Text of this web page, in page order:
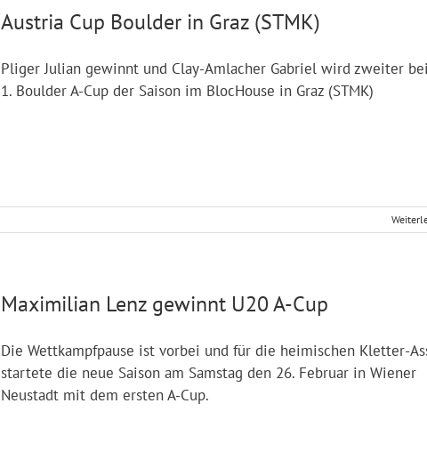
Austria Cup Boulder in Graz (STMK)
Pliger Julian gewinnt und Clay-Amlacher Gabriel wird zweiter
1. Boulder A-Cup der Saison im BlocHouse in Graz (STMK)
Maximilian Lenz gewinnt U20 A-Cup
Die Wettkampfpause ist vorbei und für die heimischen Kletter-
startete die neue Saison am Samstag den 26. Februar in Wiener
Neustadt mit dem ersten A-Cup.